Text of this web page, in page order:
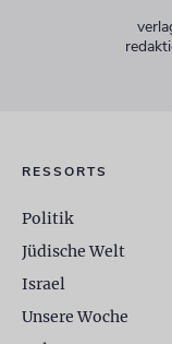
RESSORTS
Politik
Jüdische Welt
Israel
Unsere Woche